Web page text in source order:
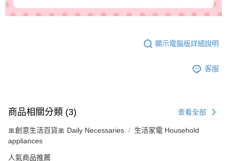
顯示電腦版詳細說明
客服
商品相關分類 (3) 查看全部
🎀創意生活百貨🎀 Daily Necessaries
生活家電 Household
appliances
人氣商品推薦